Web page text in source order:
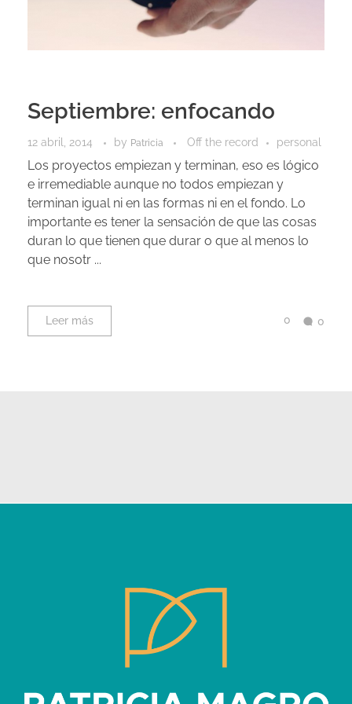
Septiembre: enfocando
12 abril, 2014 by Patricia Off the record personal
Los proyectos empiezan y terminan, eso es lógico
e irremediable aunque no todos empiezan y
terminan igual ni en las formas ni en el fondo. Lo
importante es tener la sensación de que las cosas
duran lo que tienen que durar o que al menos lo
que nosotr ...
Leer más 0 0